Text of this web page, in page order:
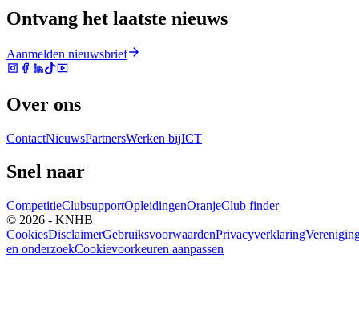
Ontvang het laatste nieuws
Aanmelden nieuwsbrief
Over ons
ContactNieuwsPartnersWerken bijICT
Snel naar
CompetitieClubsupportOpleidingenOranjeClub finder
© 2026 - KNHB
CookiesDisclaimerGebruiksvoorwaardenPrivacyverklaring
en onderzoekCookievoorkeuren aanpassen